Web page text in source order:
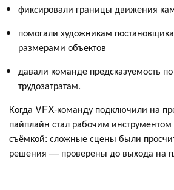
фиксировали границы движения
помогали художникам
размерами объектов
давали команде предсказуемость
трудозатратам.
Когда VFX-команду подключили на
пайплайн стал рабочим
съёмкой: сложные сцены были
решения — проверены до выхода на